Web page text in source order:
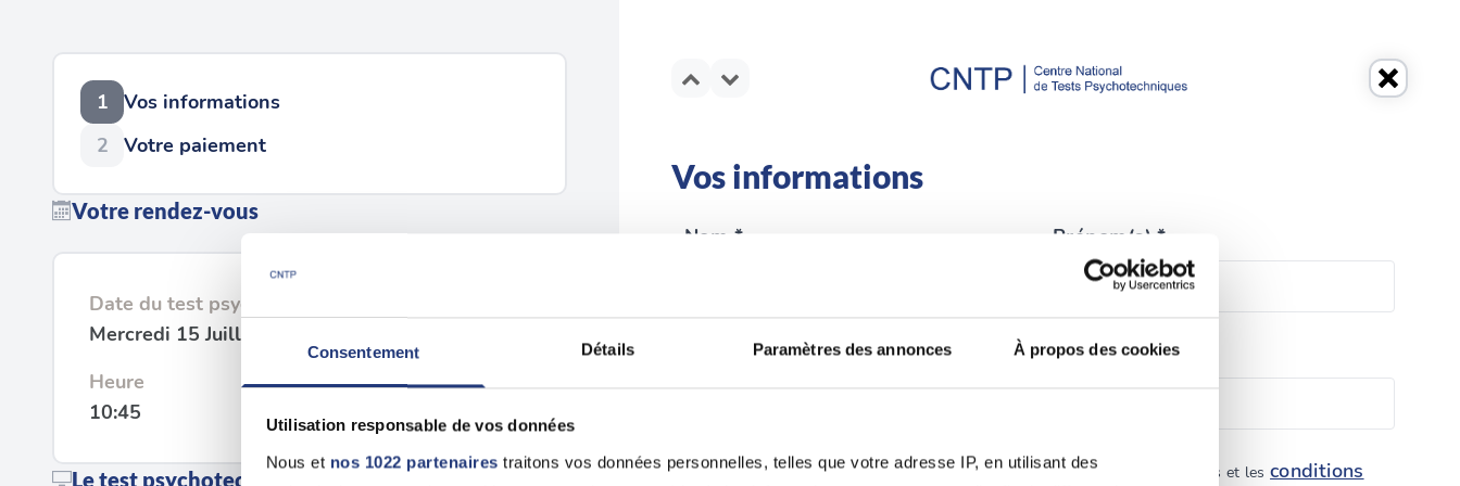
Consentement Détails Paramètres des annonces À propos des cookies
Utilisation responsable de vos données
Nous et nos 1022 partenaires traitons vos données personnelles, telles que votre adresse IP, en utilisant des
1
Vos informations
2
Votre paiement
Votre rendez-vous
Date du test psychotechnique
Mercredi 15 Juillet 2026
Heure
10:45
Le test psychotechnique
Vos informations
Nom * Prénom(s) *
Email * Téléphone *
En validant ce formulaire, j'accepte la politique de protection des données et lesconditions